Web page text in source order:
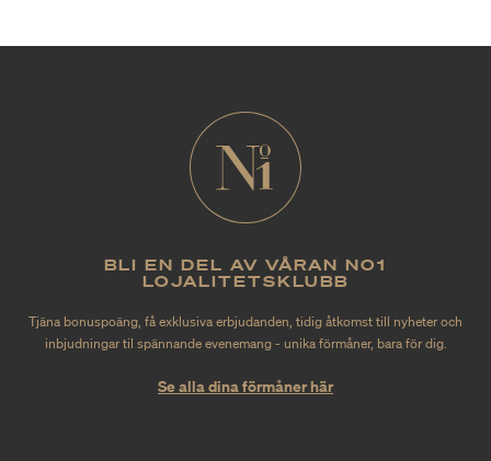
BLI EN DEL AV VÅRAN NO1
LOJALITETSKLUBB
Tjäna bonuspoäng, få exklusiva erbjudanden, tidig åtkomst till nyheter och
inbjudningar til spännande evenemang - unika förmåner, bara för dig.
Se alla dina förmåner här